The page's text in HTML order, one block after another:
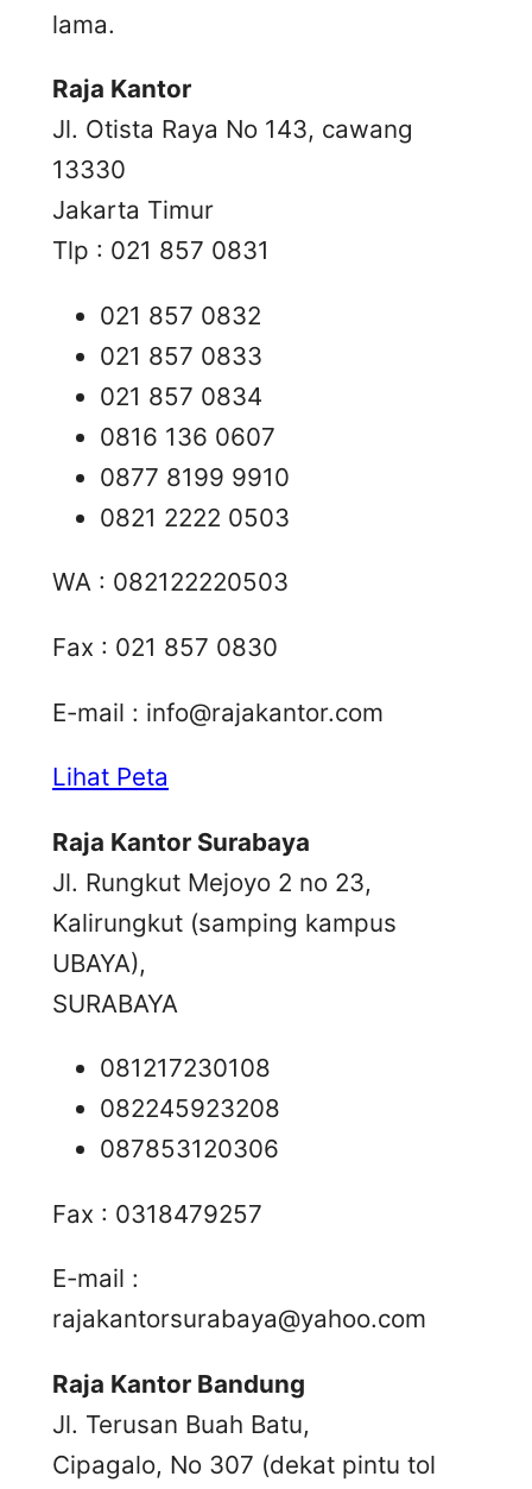
lama.
Raja Kantor
Jl. Otista Raya No 143, cawang
13330
Jakarta Timur
Tlp : 021 857 0831
021 857 0832
021 857 0833
021 857 0834
0816 136 0607
0877 8199 9910
0821 2222 0503
WA : 082122220503
Fax : 021 857 0830
E-mail : info@rajakantor.com
Lihat Peta
Raja Kantor Surabaya
Jl. Rungkut Mejoyo 2 no 23,
Kalirungkut (samping kampus
UBAYA),
SURABAYA
081217230108
082245923208
087853120306
Fax : 0318479257
E-mail :
rajakantorsurabaya@yahoo.com
Raja Kantor Bandung
Jl. Terusan Buah Batu,
Cipagalo, No 307 (dekat pintu tol